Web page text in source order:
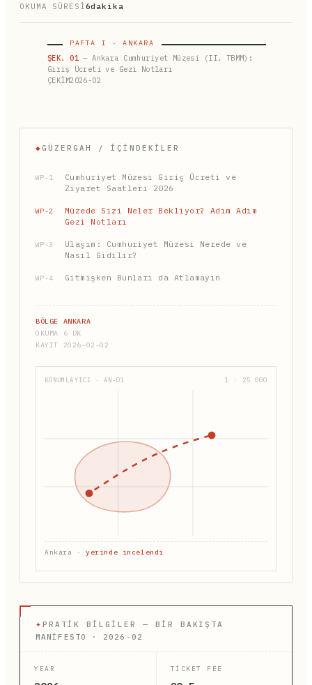
OKUMA SÜRESİ6dakika
PAFTA I · ANKARA
ŞEK. 01 — Ankara Cumhuriyet Müzesi (II. TBMM):
Giriş Ücreti ve Gezi Notları
ÇEKİM2026-02
◆ GÜZERGAH / İÇINDEKILER
WP-1
Cumhuriyet Müzesi Giriş Ücreti ve
Ziyaret Saatleri 2026
WP-2
Müzede Sizi Neler Bekliyor? Adım Adım
Gezi Notları
WP-3
Ulaşım: Cumhuriyet Müzesi Nerede ve
Nasıl Gidilir?
WP-4 Gitmişken Bunları da Atlamayın
BÖLGE ANKARA
OKUMA 6 DK
KAYIT 2026-02-02
KONUMLAYICI · AN-01 1 : 25 000
Ankara ·yerinde incelendi
✦ PRATIK BILGILER — BIR BAKIŞTA
MANİFESTO · 2026-02
YEAR TICKET FEE